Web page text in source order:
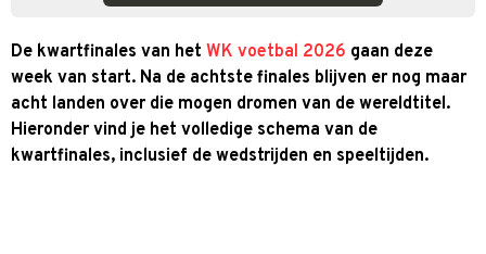
De kwartfinales van het WK voetbal 2026 gaan deze
week van start. Na de achtste finales blijven er nog maar
acht landen over die mogen dromen van de wereldtitel.
Hieronder vind je het volledige schema van de
kwartfinales, inclusief de wedstrijden en speeltijden.